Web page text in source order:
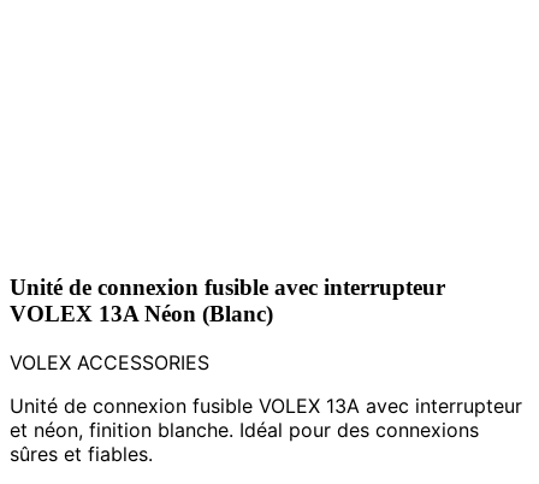
Unité de connexion fusible avec interrupteur
VOLEX 13A Néon (Blanc)
VOLEX ACCESSORIES
Unité de connexion fusible VOLEX 13A avec interrupteur
et néon, finition blanche. Idéal pour des connexions
sûres et fiables.